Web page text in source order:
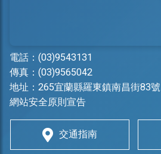
電話： (03)9543131
傳真：(03)9565042
地址： 265宜蘭縣羅東鎮南昌街83號
網站安全原則宣告
交通指南